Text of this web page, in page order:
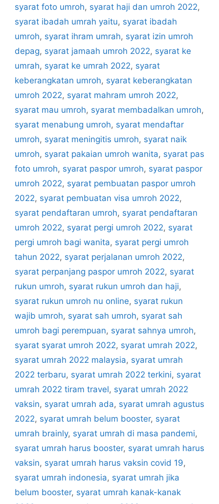
syarat foto umroh, syarat haji dan umroh 2022,
syarat ibadah umrah yaitu, syarat ibadah
umroh, syarat ihram umrah, syarat izin umroh
depag, syarat jamaah umroh 2022, syarat ke
umrah, syarat ke umrah 2022, syarat
keberangkatan umroh, syarat keberangkatan
umroh 2022, syarat mahram umroh 2022,
syarat mau umroh, syarat membadalkan umroh,
syarat menabung umroh, syarat mendaftar
umroh, syarat meningitis umroh, syarat naik
umroh, syarat pakaian umroh wanita, syarat pas
foto umroh, syarat paspor umroh, syarat paspor
umroh 2022, syarat pembuatan paspor umroh
2022, syarat pembuatan visa umroh 2022,
syarat pendaftaran umroh, syarat pendaftaran
umroh 2022, syarat pergi umroh 2022, syarat
pergi umroh bagi wanita, syarat pergi umroh
tahun 2022, syarat perjalanan umroh 2022,
syarat perpanjang paspor umroh 2022, syarat
rukun umroh, syarat rukun umroh dan haji,
syarat rukun umroh nu online, syarat rukun
wajib umroh, syarat sah umroh, syarat sah
umroh bagi perempuan, syarat sahnya umroh,
syarat syarat umroh 2022, syarat umrah 2022,
syarat umrah 2022 malaysia, syarat umrah
2022 terbaru, syarat umrah 2022 terkini, syarat
umrah 2022 tiram travel, syarat umrah 2022
vaksin, syarat umrah ada, syarat umrah agustus
2022, syarat umrah belum booster, syarat
umrah brainly, syarat umrah di masa pandemi,
syarat umrah harus booster, syarat umrah harus
vaksin, syarat umrah harus vaksin covid 19,
syarat umrah indonesia, syarat umrah jika
belum booster, syarat umrah kanak-kanak